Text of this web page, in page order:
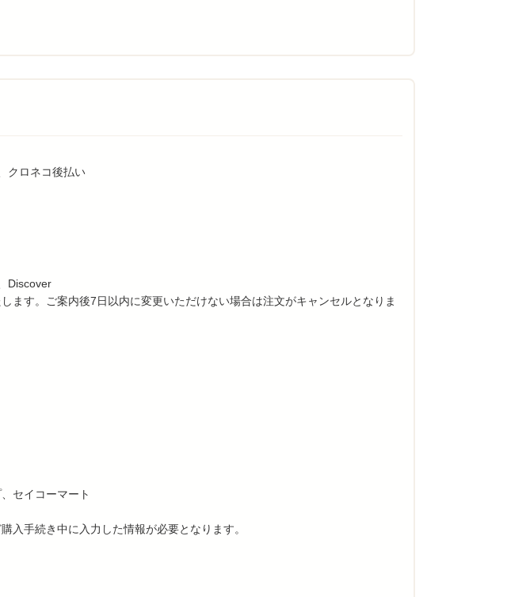
クロネコ後払い
Discover
ます。ご案内後7日以内に変更いただけない場合は注文がキャンセルとなりま
セイコーマート
入手続き中に入力した情報が必要となります。